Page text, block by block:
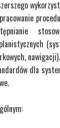
nawigacji).
dla